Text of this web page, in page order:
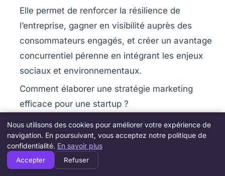
Elle permet de renforcer la résilience de
l’entreprise, gagner en visibilité auprès des
consommateurs engagés, et créer un avantage
concurrentiel pérenne en intégrant les enjeux
sociaux et environnementaux.
Comment élaborer une stratégie marketing
efficace pour une startup ?
approfondie de votre clientèle, utilisez le
marketing d’influence et optimisez votre
présence digitale via le SEO et les réseaux
Nous utilisons des cookies pour améliorer votre expérience de
navigation. En poursuivant, vous acceptez notre politique de
confidentialité. En savoir plus
Accepter Refuser